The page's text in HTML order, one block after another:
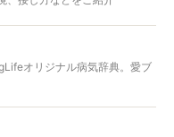
オリジナル病気辞典。愛ブ